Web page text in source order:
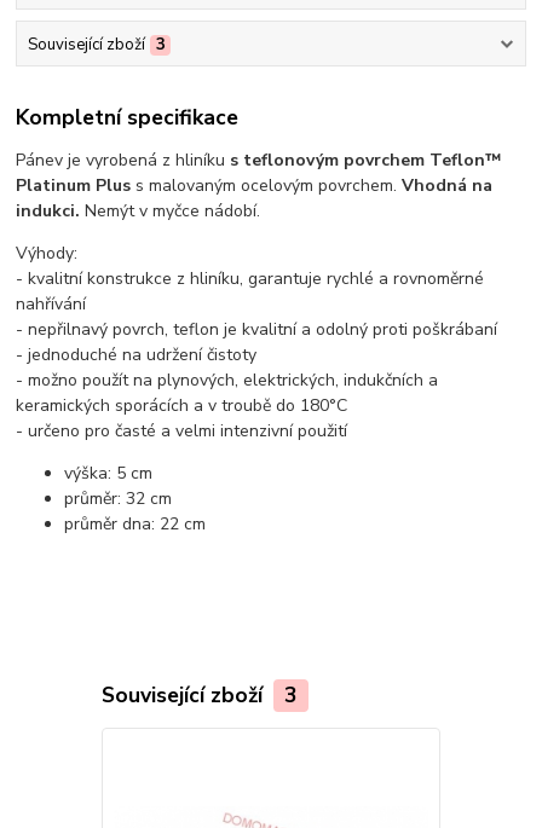
Související zboží 3
Kompletní specifikace
Pánev je vyrobená z hliníku s teflonovým povrchem Teflon™
Platinum Plus s malovaným ocelovým povrchem. Vhodná na
indukci.Nemýt v myčce nádobí.
Výhody:
- kvalitní konstrukce z hliníku, garantuje rychlé a rovnoměrné
nahřívání
- nepřilnavý povrch, teflon je kvalitní a odolný proti poškrábaní
- jednoduché na udržení čistoty
- možno použít na plynových, elektrických, indukčních a
keramických sporácích a v troubě do 180°C
- určeno pro časté a velmi intenzivní použití
výška: 5 cm
průměr: 32 cm
průměr dna: 22 cm
Související zboží 3